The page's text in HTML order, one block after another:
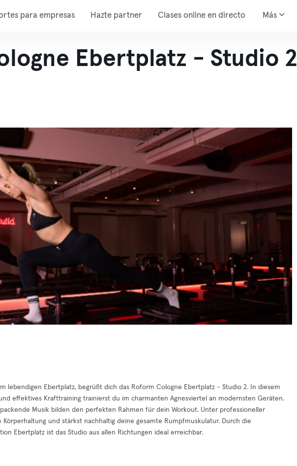
para empresas Hazte partner Clases online en directo Más
Ebertplatz - Studio 2
lebendigen Ebertplatz, begrüßt dich das Roform Cologne Ebertplatz - Studio 2. In diesem
effektives Krafttraining trainierst du im charmanten Agnesviertel an modernsten Geräten.
Musik bilden den perfekten Rahmen für dein Workout. Unter professioneller
und stärkst nachhaltig deine gesamte Rumpfmuskulatur. Durch die
Ebertplatz ist das Studio aus allen Richtungen ideal erreichbar.